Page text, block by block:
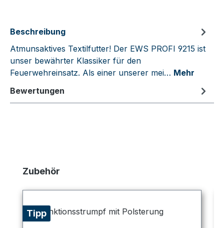
Beschreibung
Atmunsaktives Textilfutter! Der EWS PROFI 9215 ist
unser bewährter Klassiker für den
Feuerwehreinsatz. Als einer unserer mei… Mehr
Bewertungen
Produktgalerie überspringen
Zubehör
Tipp